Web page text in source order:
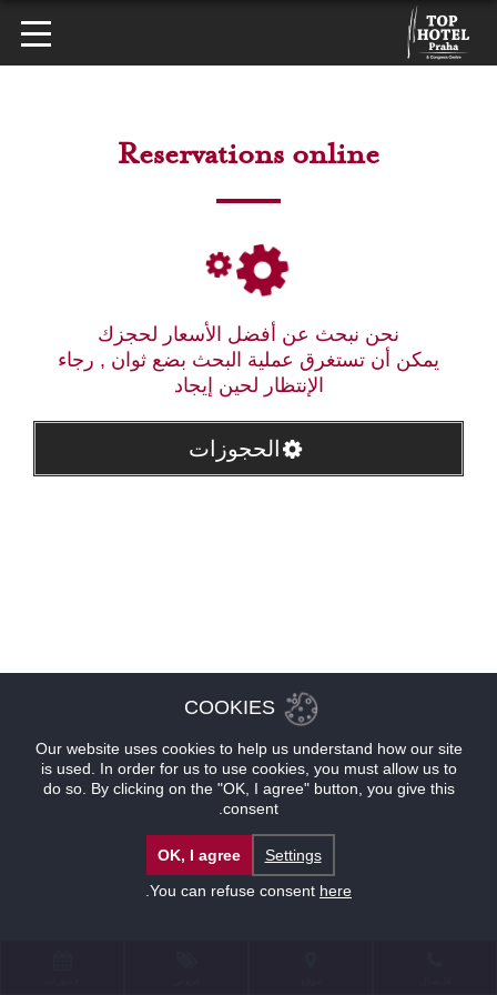
Reservations online
نحن نبحث عن أفضل الأسعار لحجزك
يمكن أن تستغرق عملية البحث بضع ثوان , رجاء
الإنتظار لحين إيجاد
الحجوزات
COOKIES
Our website uses cookies to help us understand how our site
is used. In order for us to use cookies, you must allow us to
do so. By clicking on the "OK, I agree" button, you give this
consent.
Settings
OK, I agree
You can refuse consent here
.